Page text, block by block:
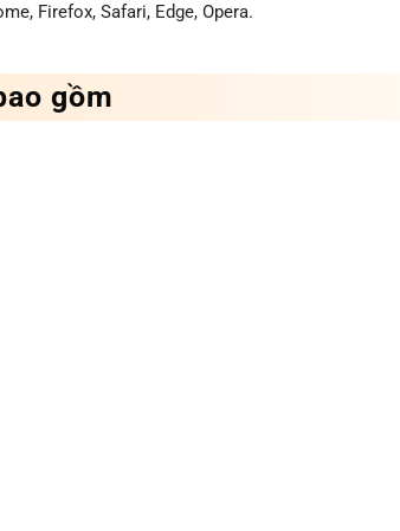
Firefox, Safari, Edge, Opera.
gồm